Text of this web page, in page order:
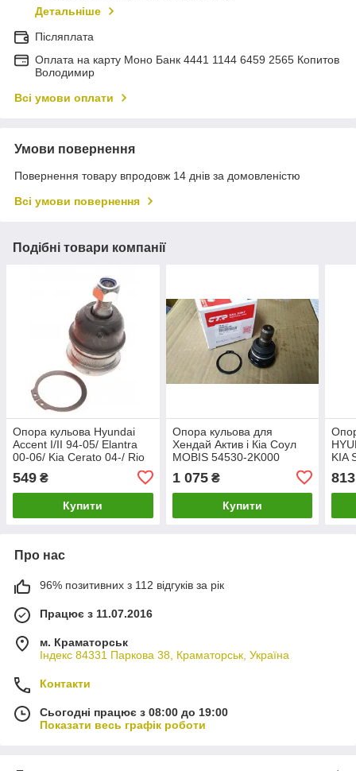
Детальніше
Післяплата
Оплата на карту Моно Банк 4441 1144 6459 2565 Копитов
Володимир
Всі умови оплати
Умови повернення
Повернення товару впродовж 14 днів за домовленістю
Всі умови повернення
Подібні товари компанії
Опора кульова Hyundai
Accent I/II 94-05/ Elantra
00-06/ Kia Cerato 04-/ Rio
10HY0500
549 ₴
Купити
Опора кульова для
Хендай Актив і Кіа Соул
MOBIS 54530-2K000
HYUNDAI i10 (BA, IA), i10
(PA), i20 (GB), i2
1 075₴
Купити
KIA
813
Про нас
96% позитивних з 112 відгуків за рік
Працює з 11.07.2016
м. Краматорськ
Індекс 84331 Паркова 38, Краматорськ, Україна
Контакти
Сьогодні працює з 08:00 до 19:00
Показати весь графік роботи